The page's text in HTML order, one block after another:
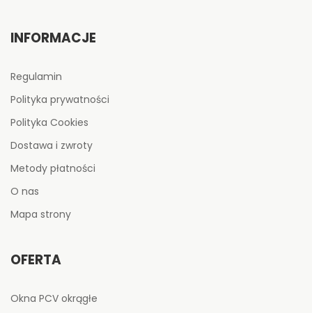
INFORMACJE
Regulamin
Polityka prywatności
Polityka Cookies
Dostawa i zwroty
Metody płatności
O nas
Mapa strony
OFERTA
Okna PCV okrągłe